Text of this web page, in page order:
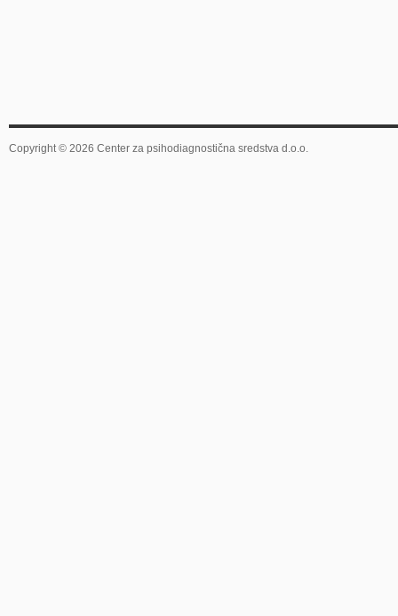
Copyright © 2026 Center za psihodiagnostična sredstva d.o.o.